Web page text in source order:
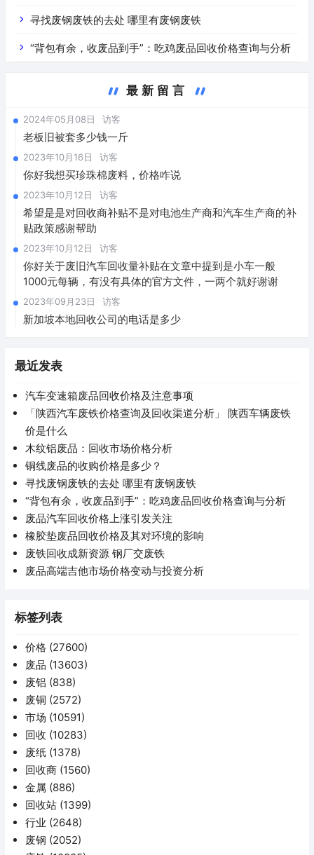
寻找废钢废铁的去处 哪里有废钢废铁
“背包有余，收废品到手”：吃鸡废品回收价格查询与分析
最新留言
2024年05月08日 访客
老板旧被套多少钱一斤
2023年10月16日 访客
你好我想买珍珠棉废料，价格咋说
2023年10月12日 访客
希望是是对回收商补贴不是对电池生产商和汽车生产商的补
贴政策感谢帮助
2023年10月12日 访客
你好关于废旧汽车回收量补贴在文章中提到是小车一般
1000元每辆，有没有具体的官方文件，一两个就好谢谢
2023年09月23日 访客
新加坡本地回收公司的电话是多少
最近发表
汽车变速箱废品回收价格及注意事项
「陕西汽车废铁价格查询及回收渠道分析」 陕西车辆废铁
价是什么
木纹铝废品：回收市场价格分析
铜线废品的收购价格是多少？
寻找废钢废铁的去处 哪里有废钢废铁
“背包有余，收废品到手”：吃鸡废品回收价格查询与分析
废品汽车回收价格上涨引发关注
橡胶垫废品回收价格及其对环境的影响
废铁回收成新资源 钢厂交废铁
废品高端吉他市场价格变动与投资分析
标签列表
价格 (27600)
废品 (13603)
废铝 (838)
废铜 (2572)
市场 (10591)
回收 (10283)
废纸 (1378)
回收商 (1560)
金属 (886)
回收站 (1399)
行业 (2648)
废钢 (2052)